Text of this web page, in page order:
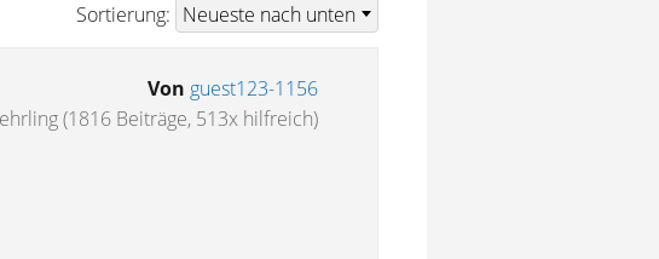
Sortierung:
Von guest123-1156
(1816 Beiträge, 513x hilfreich)